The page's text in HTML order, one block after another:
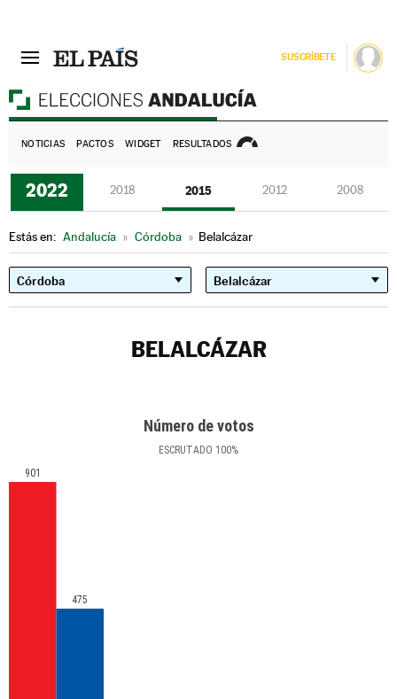
SUSCRÍBETE
NOTICIAS PACTOS WIDGET RESULTADOS
2022 2018 2015 2012 2008
Estás en: Andalucía » Córdoba » Belalcázar
BELALCÁZAR
Número de votos
ESCRUTADO 100%
901
475